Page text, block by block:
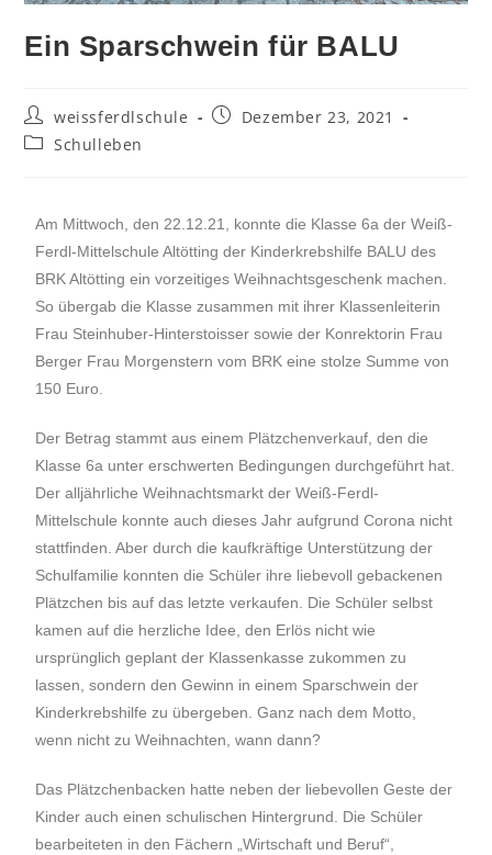
Ein Sparschwein für BALU
weissferdlschule
Dezember 23, 2021
Schulleben
Am Mittwoch, den 22.12.21, konnte die Klasse 6a der Weiß-
Ferdl-Mittelschule Altötting der Kinderkrebshilfe BALU des
BRK Altötting ein vorzeitiges Weihnachtsgeschenk machen.
So übergab die Klasse zusammen mit ihrer Klassenleiterin
Frau Steinhuber-Hinterstoisser sowie der Konrektorin Frau
Berger Frau Morgenstern vom BRK eine stolze Summe von
150 Euro.
Der Betrag stammt aus einem Plätzchenverkauf, den die
Klasse 6a unter erschwerten Bedingungen durchgeführt hat.
Der alljährliche Weihnachtsmarkt der Weiß-Ferdl-
Mittelschule konnte auch dieses Jahr aufgrund Corona nicht
stattfinden. Aber durch die kaufkräftige Unterstützung der
Schulfamilie konnten die Schüler ihre liebevoll gebackenen
Plätzchen bis auf das letzte verkaufen. Die Schüler selbst
kamen auf die herzliche Idee, den Erlös nicht wie
ursprünglich geplant der Klassenkasse zukommen zu
lassen, sondern den Gewinn in einem Sparschwein der
Kinderkrebshilfe zu übergeben. Ganz nach dem Motto,
wenn nicht zu Weihnachten, wann dann?
Das Plätzchenbacken hatte neben der liebevollen Geste der
Kinder auch einen schulischen Hintergrund. Die Schüler
bearbeiteten in den Fächern „Wirtschaft und Beruf“,